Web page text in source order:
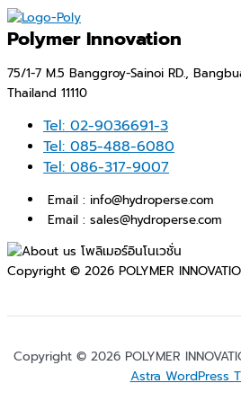
Polymer Innovation
75/1-7 M.5 Banggroy-Sainoi RD.,
Thailand 11110
Tel: 02-9036691-3
Tel: 085-488-6080
Tel: 086-317-9007
Email : info@hydroperse.com
Email : sales@hydroperse.com
Copyright © 2026 POLYMER
Copyright © 2026 POLYMER
Astra WordPress